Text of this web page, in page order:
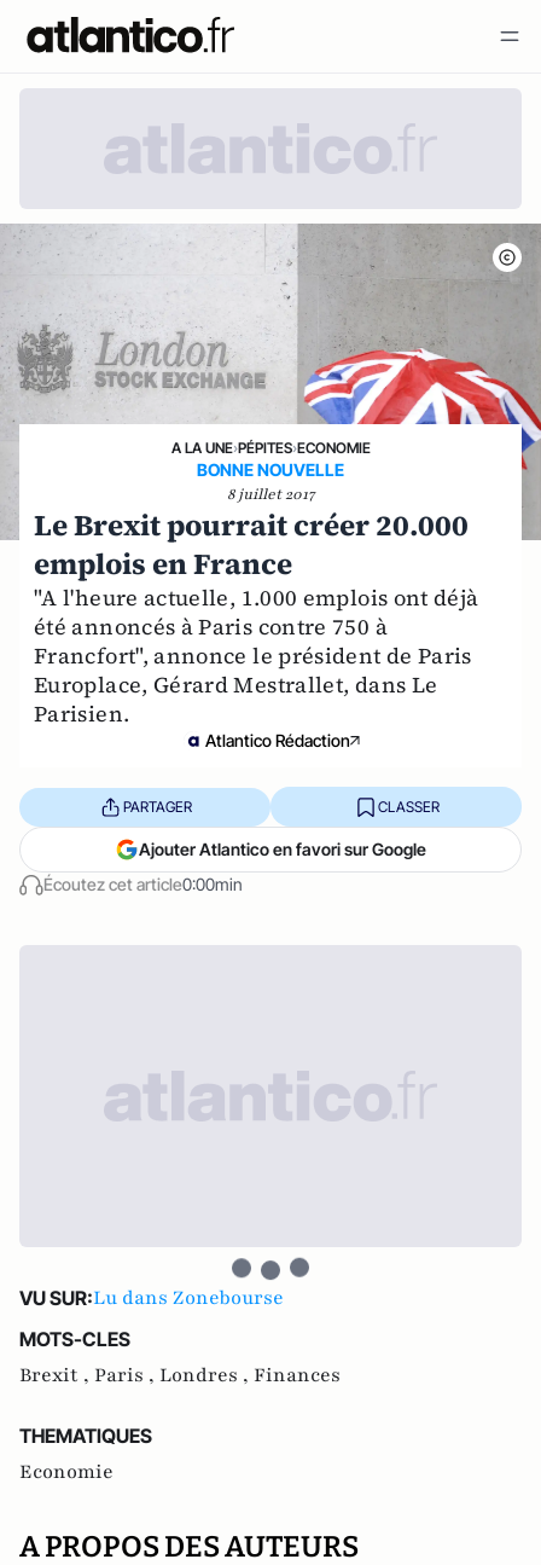
A LA UNE›PÉPITES›ECONOMIE
BONNE NOUVELLE
8 juillet 2017
Le Brexit pourrait créer 20.000
emplois en France
"A l'heure actuelle, 1.000 emplois ont déjà
été annoncés à Paris contre 750 à
Francfort", annonce le président de Paris
Europlace, Gérard Mestrallet, dans Le
Parisien.
Atlantico Rédaction
Écoutez cet article0:00min
PARTAGER CLASSER
Ajouter Atlantico en favori sur Google
VU SUR:Lu dans Zonebourse
MOTS-CLES
Brexit , Paris , Londres , Finances
THEMATIQUES
Economie
A PROPOS DES AUTEURS